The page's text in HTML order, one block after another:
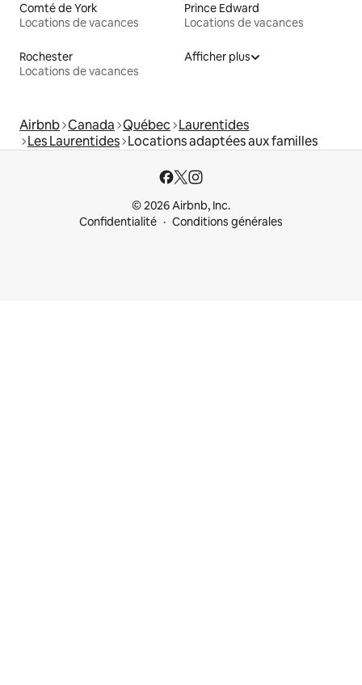
Comté de York
Locations de vacances
Prince Edward
Locations de vacances
Rochester
Locations de vacances
Afficher plus
Airbnb Canada Québec Laurentides
Les Laurentides Locations adaptées aux familles
© 2026 Airbnb, Inc.
Confidentialité
Conditions générales